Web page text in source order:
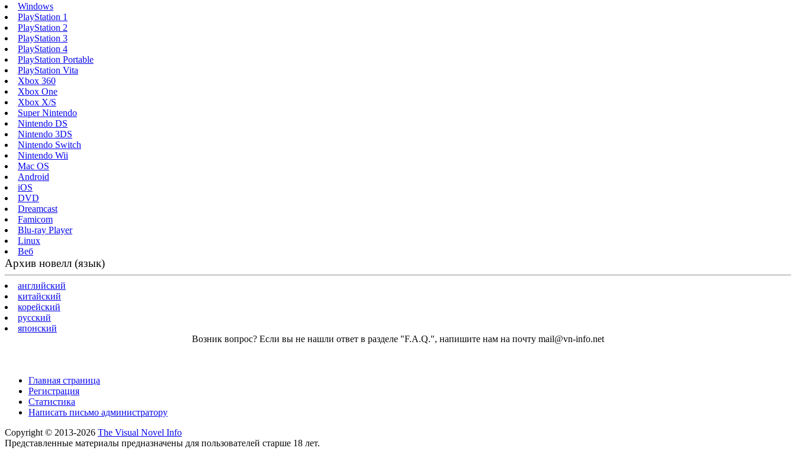
Windows
PlayStation 1
PlayStation 2
PlayStation 3
PlayStation 4
PlayStation Portable
PlayStation Vita
Xbox 360
Xbox One
Xbox X/S
Super Nintendo
Nintendo DS
Nintendo 3DS
Nintendo Switch
Nintendo Wii
Mac OS
Android
iOS
DVD
Dreamcast
Famicom
Blu-ray Player
Linux
Веб
Архив новелл (язык)
английский
китайский
корейский
русский
японский
Возник вопрос? Если вы не нашли ответ в разделе "F.A.Q.", напишите нам на почту mail@vn-info.net
Главная страница
Регистрация
Статистика
Написать письмо администратору
Copyright © 2013-2026 The Visual Novel Info
Представленные материалы предназначены для пользователей старше 18 лет.